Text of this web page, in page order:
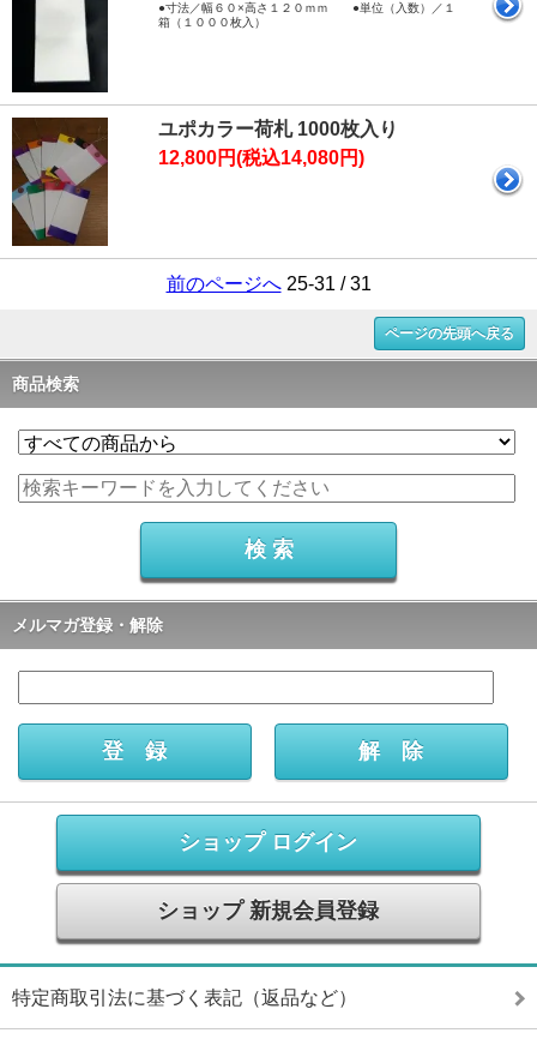
●寸法／幅６０×高さ１２０ｍｍ ●単位（入数）／１
箱（１０００枚入）
ユポカラー荷札 1000枚入り
12,800円(税込14,080円)
前のページへ25-31 / 31
ページの先頭へ戻る
商品検索
メルマガ登録・解除
ショップ ログイン
ショップ 新規会員登録
特定商取引法に基づく表記（返品など）